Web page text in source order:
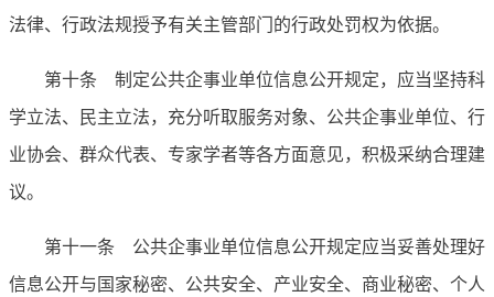
法律、行政法规授予有关主管部门的行政处罚权为依据。
第十条 制定公共企事业单位信息公开规定，应当坚持科
学立法、民主立法，充分听取服务对象、公共企事业单位、行
业协会、群众代表、专家学者等各方面意见，积极采纳合理建
议。
第十一条 公共企事业单位信息公开规定应当妥善处理好
信息公开与国家秘密、公共安全、产业安全、商业秘密、个人